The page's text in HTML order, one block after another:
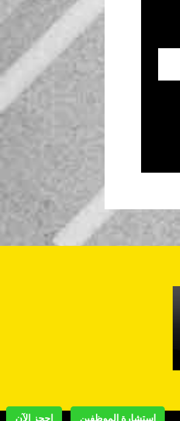
استشارة الموظفين احجز الآن